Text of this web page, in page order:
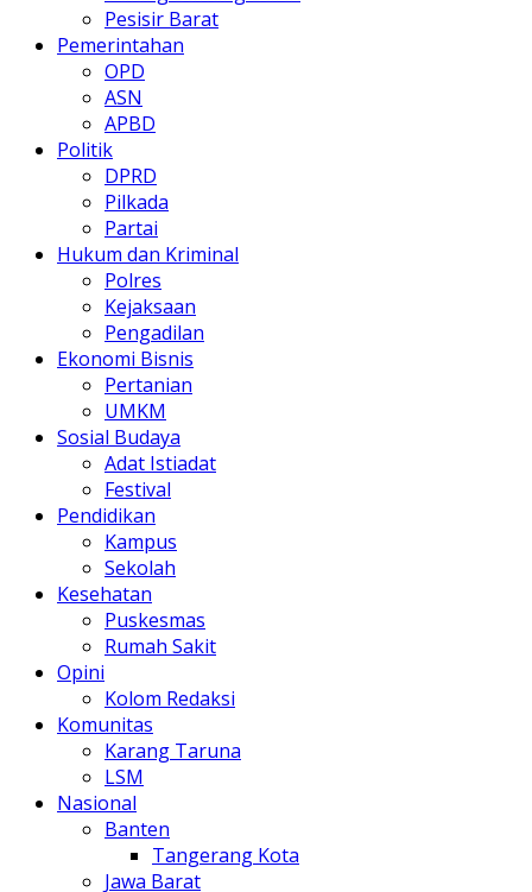
Pesisir Barat
Pemerintahan
OPD
ASN
APBD
Politik
DPRD
Pilkada
Partai
Hukum dan Kriminal
Polres
Kejaksaan
Pengadilan
Ekonomi Bisnis
Pertanian
UMKM
Sosial Budaya
Adat Istiadat
Festival
Pendidikan
Kampus
Sekolah
Kesehatan
Puskesmas
Rumah Sakit
Opini
Kolom Redaksi
Komunitas
Karang Taruna
LSM
Nasional
Banten
Tangerang Kota
Jawa Barat